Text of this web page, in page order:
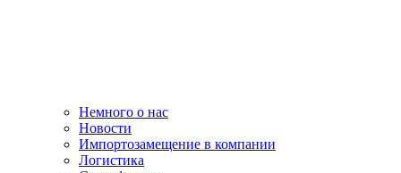
Немного о нас
Новости
Импортозамещение в компании
Логистика